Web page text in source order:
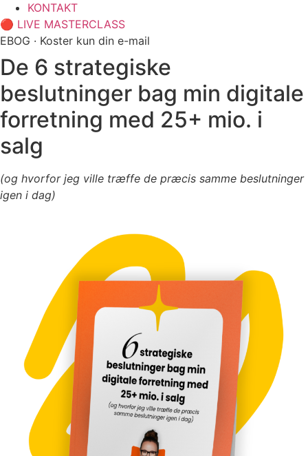
KONTAKT
🔴 LIVE MASTERCLASS
EBOG · Koster kun din e-mail
De 6 strategiske
beslutninger bag min digitale
forretning med 25+ mio. i
salg
(og hvorfor jeg ville træffe de præcis samme beslutninger
igen i dag)